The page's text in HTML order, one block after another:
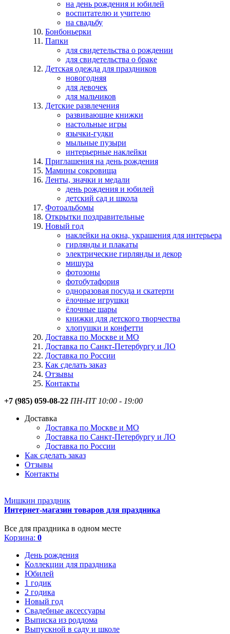
на день рождения и юбилей
воспитателю и учителю
на свадьбу
Бонбоньерки
Папки
для свидетельства о рождении
для свидетельства о браке
Детская одежда для праздников
новогодняя
для девочек
для мальчиков
Детские развлечения
развивающие книжки
настольные игры
язычки-гудки
мыльные пузыри
интерьерные наклейки
Приглашения на день рождения
Мамины сокровища
Ленты, значки и медали
день рождения и юбилей
детский сад и школа
Фотоальбомы
Открытки поздравительные
Новый год
наклейки на окна, украшения для интерьера
гирлянды и плакаты
электрические гирлянды и декор
мишура
фотозоны
фотобутафория
одноразовая посуда и скатерти
ёлочные игрушки
ёлочные шары
книжки для детского творчества
хлопушки и конфетти
Доставка по Москве и МО
Доставка по Санкт-Петербургу и ЛО
Доставка по России
Как сделать заказ
Отзывы
Контакты
+7 (985) 059-08-22 ПН-ПТ 10:00 - 19:00
Доставка
Доставка по Москве и МО
Доставка по Санкт-Петербургу и ЛО
Доставка по России
Как сделать заказ
Отзывы
Контакты
Мишкин праздник
Интернет-магазин товаров для праздника
Все для праздника в одном месте
Корзина: 0
День рождения
Коллекции для праздника
Юбилей
1 годик
2 годика
Новый год
Свадебные аксессуары
Выписка из роддома
Выпускной в саду и школе